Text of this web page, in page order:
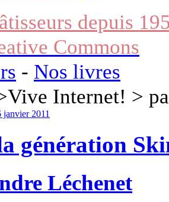
depuis
Commons
- Nos livres
Vive Internet! >
janvier 2011
génération
Léchenet